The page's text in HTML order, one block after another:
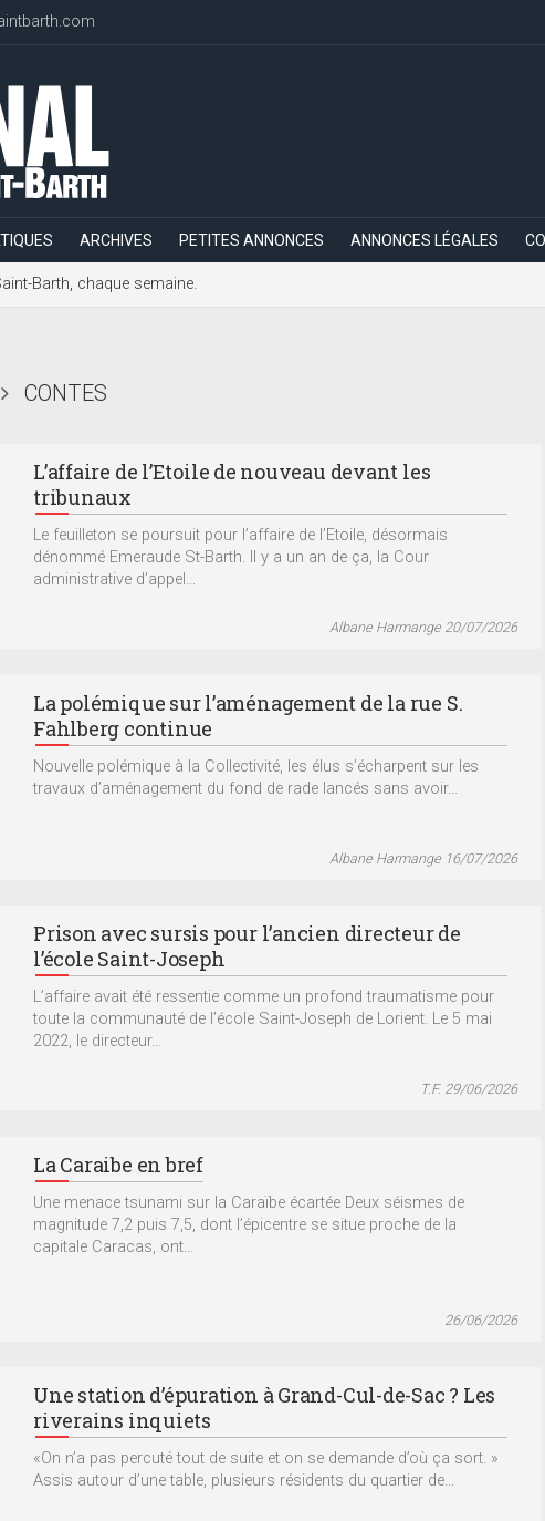
ARCHIVES PETITES ANNONCES ANNONCES LÉGALES
Barth, chaque semaine.
CONTES
L’affaire de l’Etoile de nouveau devant les
tribunaux
Le feuilleton se poursuit pour l’affaire de l’Etoile, désormais
dénommé Emeraude St-Barth. Il y a un an de ça, la Cour
administrative d’appel...
Albane Harmange 20/07/2026
La polémique sur l’aménagement de la rue S.
Fahlberg continue
Nouvelle polémique à la Collectivité, les élus s’écharpent sur les
travaux d’aménagement du fond de rade lancés sans avoir...
Albane Harmange 16/07/2026
Prison avec sursis pour l’ancien directeur de
l’école Saint-Joseph
L’affaire avait été ressentie comme un profond traumatisme pour
toute la communauté de l’école Saint-Joseph de Lorient. Le 5 mai
2022, le directeur...
T.F. 29/06/2026
La Caraibe en bref
Une menace tsunami sur la Caraïbe écartée Deux séismes de
magnitude 7,2 puis 7,5, dont l’épicentre se situe proche de la
capitale Caracas, ont...
26/06/2026
Une station d’épuration à Grand-Cul-de-Sac ? Les
riverains inquiets
«On n’a pas percuté tout de suite et on se demande d’où ça sort. »
Assis autour d’une table, plusieurs résidents du quartier de...